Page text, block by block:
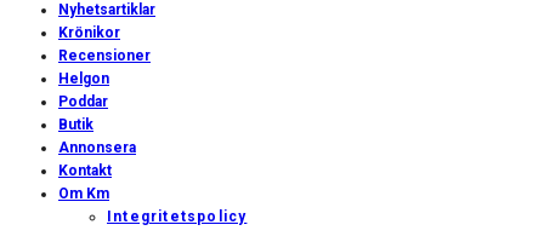
Nyhetsartiklar
Krönikor
Recensioner
Helgon
Poddar
Butik
Annonsera
Kontakt
Om Km
Integritetspolicy